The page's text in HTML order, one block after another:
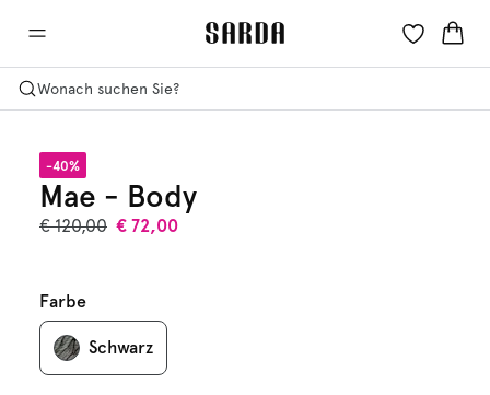
Wonach suchen Sie?
-40%
Mae - Body
€ 120,00 € 72,00
Farbe
Schwarz